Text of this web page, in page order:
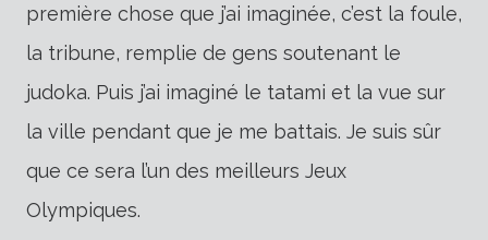
première chose que j’ai imaginée, c’est la foule,
la tribune, remplie de gens soutenant le
judoka. Puis j’ai imaginé le tatami et la vue sur
la ville pendant que je me battais. Je suis sûr
que ce sera l’un des meilleurs Jeux
Olympiques.